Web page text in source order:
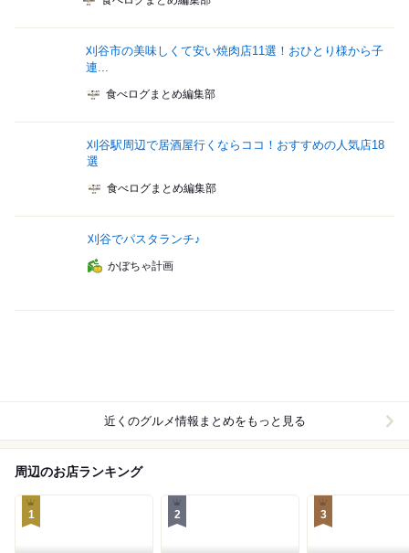
刈谷市の美味しくて安い焼肉店11選！おひとり様から子
連...
食べログまとめ編集部
刈谷駅周辺で居酒屋行くならココ！おすすめの人気店18
選
食べログまとめ編集部
刈谷でパスタランチ♪
かぼちゃ計画
近くのグルメ情報まとめをもっと見る
周辺のお店ランキング
1 2 3